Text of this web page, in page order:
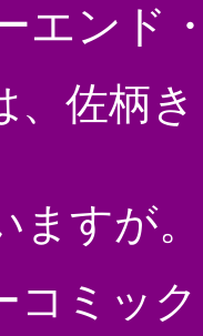
エンド
、佐柄
すが。
コミッ